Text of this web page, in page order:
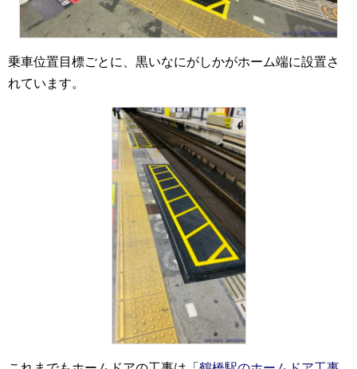
乗車位置目標ごとに、黒いなにがしかがホーム端に設置さ
れています。